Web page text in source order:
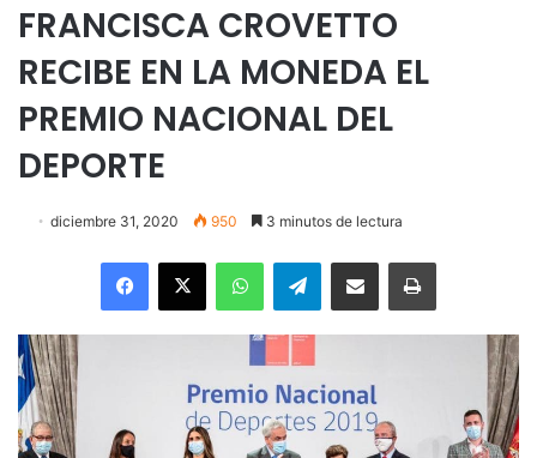
FRANCISCA CROVETTO
RECIBE EN LA MONEDA EL
PREMIO NACIONAL DEL
DEPORTE
diciembre 31, 2020 950 3 minutos de lectura
Facebook
X WhatsAppTelegramEnviar vía email Imprimir